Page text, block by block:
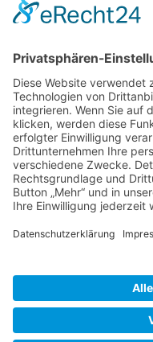
Arbeitseinsatz rund
Februar 2015_1
Bild-Informationen
Aktuelle Seite:
Bildergalerie
Copyright © RV 1897
Haftungsausschluss
PDF-